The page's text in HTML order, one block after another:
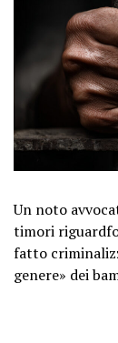
Un noto
timori riguardfo
fatto
genere» dei